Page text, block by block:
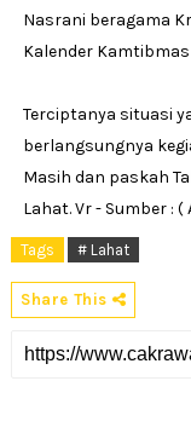
Nasrani beragama
Kalender
Terciptanya situasi
berlangsungnya
Masih dan paskah
Lahat. Vr - Sumber : (
Tags # Lahat
Share This